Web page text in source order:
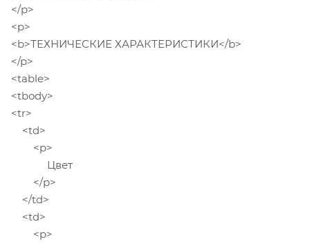
</p>
<p>
<b>ТЕХНИЧЕСКИЕ ХАРАКТЕРИСТИКИ</b>
</p>
<table>
<tbody>
<tr>
<td>
<p>
Цвет
</p>
</td>
<td>
<p>